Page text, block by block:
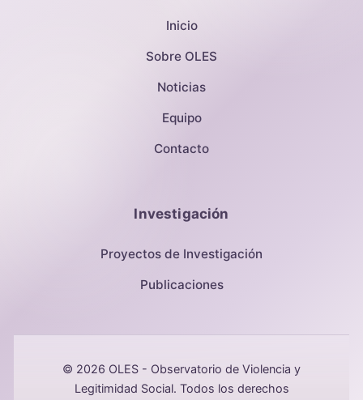
Inicio
Sobre OLES
Noticias
Equipo
Contacto
Investigación
Proyectos de Investigación
Publicaciones
© 2026 OLES - Observatorio de Violencia y
Legitimidad Social. Todos los derechos